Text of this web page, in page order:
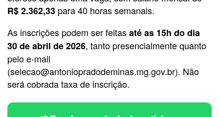
R$ 2.362,33 para 40 horas semanais.
As inscrições podem ser feitasaté as 15h do dia
30 de abril de 2026, tanto presencialmente quanto
pelo e-mail
(selecao@antoniopradodeminas.mg.gov.br). Não
será cobrada taxa de inscrição.